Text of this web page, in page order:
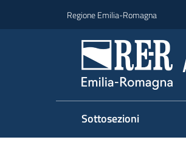
Regione Emilia-Romagna
Sottosezioni